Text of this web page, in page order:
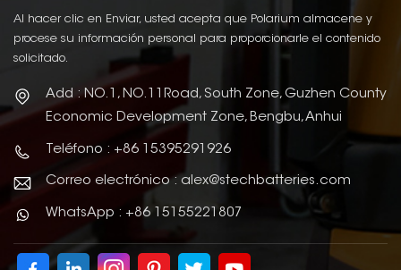
Al hacer clic en Enviar, usted acepta que Polarium almacene y
procese su información personal para proporcionarle el contenido
solicitado.
Add : NO.1, NO.11Road, South Zone, Guzhen County
Economic Development Zone, Bengbu, Anhui
Teléfono : +86 15395291926
Correo electrónico : alex@stechbatteries.com
WhatsApp : +86 15155221807